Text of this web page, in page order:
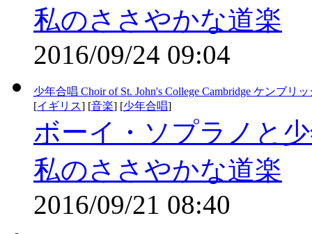
私のささやかな道楽
2016/09/24 09:04
少年合唱 Choir of St. John's College Cambridge ケンブ
[イギリス] [音楽] [少年合唱]
ボーイ・ソプラノと
私のささやかな道楽
2016/09/21 08:40